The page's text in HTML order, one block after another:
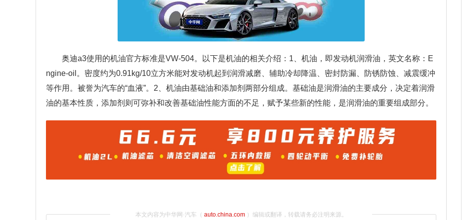
奥迪a3使用的机油官方标准是VW-504。以下是机油的相关介绍：1、机油，即发动机润滑油，英文名称：E
ngine-oil。密度约为0.91kg/10立方米能对发动机起到润滑减磨、辅助冷却降温、密封防漏、防锈防蚀、减震缓冲
等作用。被誉为汽车的“血液”。2、机油由基础油和添加剂两部分组成。基础油是润滑油的主要成分，决定着润滑
油的基本性质，添加剂则可弥补和改善基础油性能方面的不足，赋予某些新的性能，是润滑油的重要组成部分。
本文内容为中华网·汽车（ auto.china.com）编辑或翻译，转载请务必注明来源。